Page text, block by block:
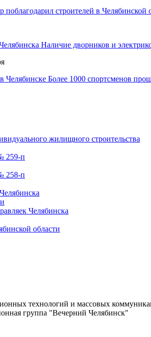
поблагодарил строителей в Челябинской
Наличие дворников и
Более 1000 спортсменов
жилищного строительства
259-п
258-п
Челябинска
области
технологий и массовых
группа "Вечерний Челябинск"